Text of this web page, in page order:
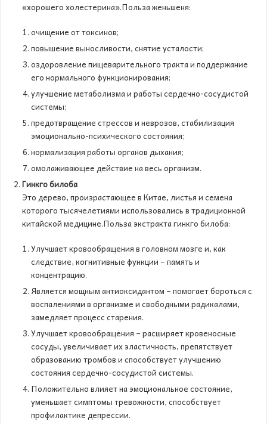
«хорошего холестерина».Польза женьшеня:
очищение от токсинов;
повышение выносливости, снятие усталости;
оздоровление пищеварительного тракта и поддержание
его нормального функционирования;
улучшение метаболизма и работы сердечно-сосудистой
системы;
предотвращение стрессов и неврозов, стабилизация
эмоционально-психического состояния;
нормализация работы органов дыхания;
омолаживающее действие на весь организм.
Гинкго билоба
Это дерево, произрастающее в Китае, листья и семена
которого тысячелетиями использовались в традиционной
китайской медицине.Польза экстракта гинкго билоба:
Улучшает кровообращения в головном мозге и, как
следствие, когнитивные функции – память и
концентрацию.
Является мощным антиоксидантом – помогает бороться с
воспалениями в организме и свободными радикалами,
замедляет процесс старения.
Улучшает кровообращения – расширяет кровеносные
сосуды, увеличивает их эластичность, препятствует
образованию тромбов и способствует улучшению
состояния сердечно-сосудистой системы.
Положительно влияет на эмоциональное состояние,
уменьшает симптомы тревожности, способствует
профилактике депрессии.